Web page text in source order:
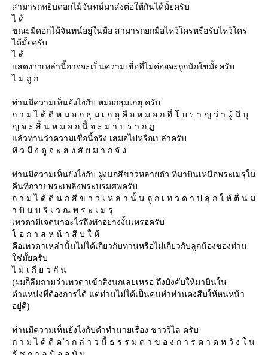
สามารถหยิบดอกไม้จันทน์มาส่งต่อให้กันได้มั้ยครับ
ไ ด้
ขณะมีดอกไม้จันทน์อยู่ในมือ สามารถยกมือไหว้ใครหรือรับไหว้ใคร
ได้มั้ยครับ
ไ ด้
สดงว่าเหล่านี้อาจจะเป็นความเชื่อที่ไม่ค่อยจะถูกนักใช่มั้ยครับ
ไ ม่ ถู ก
ท่านมีความเห็นยังไงกับ หมอกธุมเกตุ ครับ
ถ า ม ไ ด้ ดี ห ม อ ก ธุ ม เ ก ตุ คื อ ห ม อ ก ที่ โ บ ร า ญ ว่ า ผู้ มี บุ
ญ จ ะ สิ้ น ห ม อ ก นี้ จ ะ ม า ป ร า ก
ล้วท่านว่าความเชื่อนี้จริง เสมอไปหรือเปล่าครับ
หั ว มึ ง ดู จ ะ ส ง สั ย ม า ก จั ง
ท่านมีความเห็นยังไงกับ ฝูงนกสีขาวหลายตัว ที่มาบินเหนือพระเมรุใน
คืนที่ถวายพระเพลิงพระบรมศพครับ
ถ า ม ไ ด้ ดี น ก สี ข า ว เ ห ล่ า นั้ น ถู ก เ ท ว ด า ป ลุ ก ใ ห้ ตื่ น ม
า บิ น บ ริ เ ว ณ พ ร ะ เ ม รุ
เทวดามีเจตนาอะไรถึงทำอย่างงั้นเหรอครับ
อ ก า ส ห น้ า สื บ ใ ห้
คือเทวดาเหล่านั้นไม่ได้เกี่ยวกับท่านหรือไม่เกี่ยวกับลูกน้องของท่าน
ช่มั้ยครับ
ไ ม่ เ กี่ ย ว กั น
(ผมก็ลืมถามว่าเทวดาเข้าสิงนกเลยเหรอ ถึงบังคับให้มาบินใน
ตำแหน่งที่ต้องการได้ แต่ท่านไม่ได้เป็นคนทำท่านคงสืบให้หนหน้า
อยู่ดี)
ท่านมีความเห็นยังไงกับคำทำนายเรื่อง ชาววิไล ครับ
ถ า ม ไ ด้ ดี ค ำ ก ล่ า ว นี้ ธ ร ร ม ด า ข อ ง ก า ร ค า ด ห วั ง ใ น